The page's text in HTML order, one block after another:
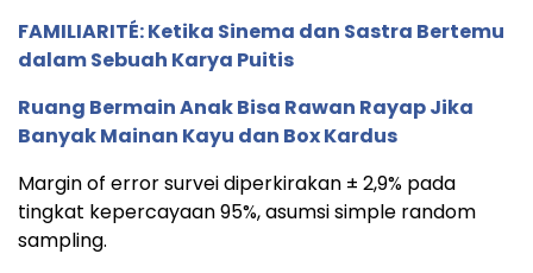
FAMILIARITÉ: Ketika Sinema dan Sastra Bertemu
dalam Sebuah Karya Puitis
Ruang Bermain Anak Bisa Rawan Rayap Jika
Banyak Mainan Kayu dan Box Kardus
Margin of error survei diperkirakan ± 2,9% pada
tingkat kepercayaan 95%, asumsi simple random
sampling.